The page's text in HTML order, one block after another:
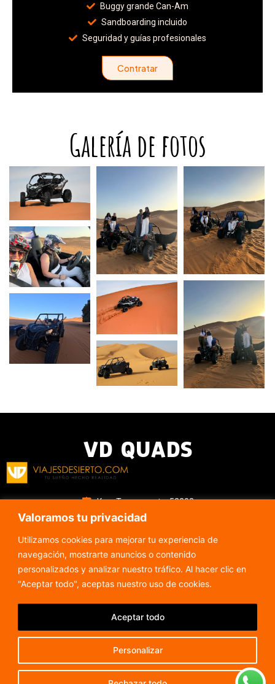
Valoramos tu privacidad
Utilizamos cookies para mejorar tu experiencia de
navegación, mostrarte anuncios o contenido
personalizados y analizar nuestro tráfico. Al hacer clic en
"Aceptar todo", aceptas nuestro uso de cookies.
Personalizar
Aceptar todo
Buggy grande Can-Am
Sandboarding incluido
Seguridad y guías profesionales
Contratar
Galería de fotos
VD QUADS
Ksar Tanamouste, 52202
Merzouga, Marruecos
viajesdesierto@gmail.com
Todos los días de 9am a 5pm
Alquiler de Quads en Merzouga
Alquiler de Buggies en Merzouga
Galería de fotos
Sobre nosotros